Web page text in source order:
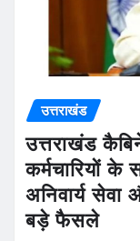
उत्तराखंड
उत्तराखंड
कर्मचारियों
अनिवार्य
बड़े फैसले